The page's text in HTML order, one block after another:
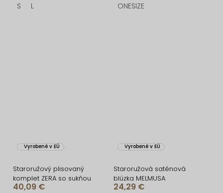
S L ONESIZE
Vyrobené v EÚ
Staroružový plisovaný
komplet ZERA so sukňou
40,09 €
Vyrobené v EÚ
Staroružová saténová
blúzka MELMUSA
24,29 €